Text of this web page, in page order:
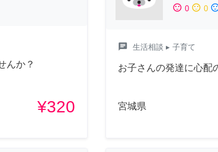
んか？
¥320
sentiment_satisfied 0 sentiment_neutral 0
chat 生活相談 ▸ 子育て
お子さんの発達に心配
宮城県